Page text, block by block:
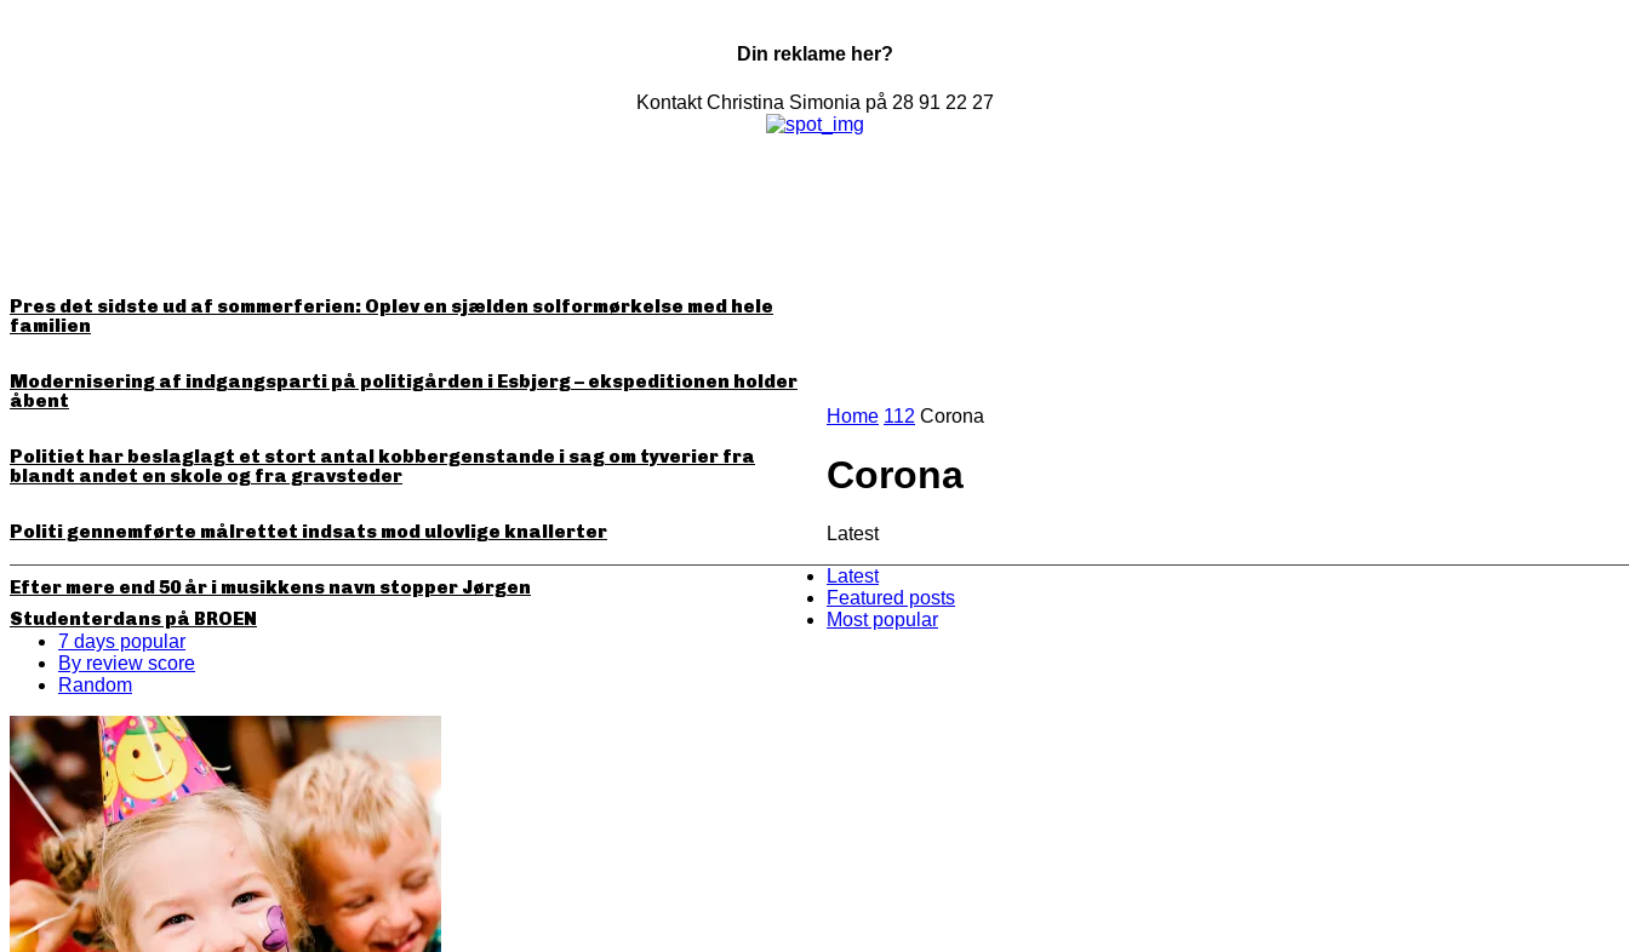
Din reklame her?
Kontakt Christina Simonia på 28 91 22 27
Pres det sidste ud af sommerferien: Oplev en sjælden solformørkelse med hele
familien
Modernisering af indgangsparti på politigården i Esbjerg – ekspeditionen holder
åbent
Politiet har beslaglagt et stort antal kobbergenstande i sag om tyverier fra
blandt andet en skole og fra gravsteder
Politi gennemførte målrettet indsats mod ulovlige knallerter
Efter mere end 50 år i musikkens navn stopper Jørgen
Studenterdans på BROEN
Home 112 Corona
Corona
Latest
Latest
Featured posts
Most popular
7 days popular
By review score
Random